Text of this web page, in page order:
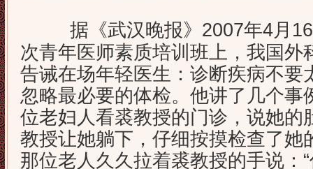
据《武汉晚报》2007年4月
次青年医师素质培训班上，我国外
告诫在场年轻医生：诊断疾病不要
忽略最必要的体检。他讲了几个事
位老妇人看裘教授的门诊，说她的
教授让她躺下，仔细按摸检查了她
那位老人久久拉着裘教授的手说：